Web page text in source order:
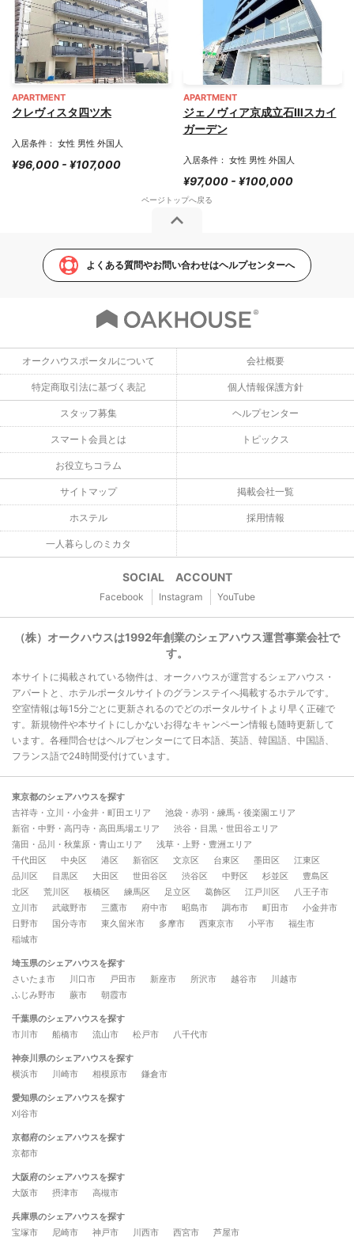
APARTMENT
クレヴィスタ四ツ木
入居条件： 女性 男性 外国人
¥96,000 - ¥107,000
APARTMENT
ジェノヴィア京成立石Ⅲスカイ
ガーデン
入居条件： 女性 男性 外国人
¥97,000 - ¥100,000
よくある質問やお問い合わせはヘルプセンターへ
オークハウスポータルについて 会社概要
特定商取引法に基づく表記 個人情報保護方針
スタッフ募集 ヘルプセンター
スマート会員とは トピックス
お役立ちコラム
サイトマップ 掲載会社一覧
ホステル 採用情報
一人暮らしのミカタ
SOCIAL ACCOUNT
Facebook Instagram YouTube
（株）オークハウスは1992年創業のシェアハウス運営事業会社で
す。
本サイトに掲載されている物件は、オークハウスが運営するシェアハウス・
アパートと、ホテルポータルサイトのグランステイへ掲載するホテルです。
空室情報は毎15分ごとに更新されるのでどのポータルサイトより早く正確で
す。新規物件や本サイトにしかないお得なキャンペーン情報も随時更新して
います。各種問合せはヘルプセンターにて日本語、英語、韓国語、中国語、
フランス語で24時間受付けています。
東京都のシェアハウスを探す
吉祥寺・立川・小金井・町田エリア
池袋・赤羽・練馬・後楽園エリア
新宿・中野・高円寺・高田馬場エリア
渋谷・目黒・世田谷エリア
蒲田・品川・秋葉原・青山エリア
浅草・上野・豊洲エリア
千代田区
中央区 港区 新宿区 文京区 台東区 墨田区
江東区
品川区
目黒区 大田区 世田谷区 渋谷区 中野区 杉並区
豊島区
北区
荒川区 板橋区 練馬区 足立区 葛飾区 江戸川区
八王子市
立川市
武蔵野市 三鷹市 府中市 昭島市 調布市 町田市
小金井市
日野市
国分寺市 東久留米市 多摩市 西東京市 小平市
福生市
稲城市
埼玉県のシェアハウスを探す
さいたま市
川口市 戸田市 新座市 所沢市 越谷市
川越市
ふじみ野市
蕨市 朝霞市
千葉県のシェアハウスを探す
市川市
船橋市 流山市 松戸市 八千代市
神奈川県のシェアハウスを探す
横浜市
川崎市 相模原市 鎌倉市
愛知県のシェアハウスを探す
刈谷市
京都府のシェアハウスを探す
京都市
大阪府のシェアハウスを探す
大阪市
摂津市 高槻市
兵庫県のシェアハウスを探す
宝塚市
尼崎市 神戸市 川西市 西宮市 芦屋市